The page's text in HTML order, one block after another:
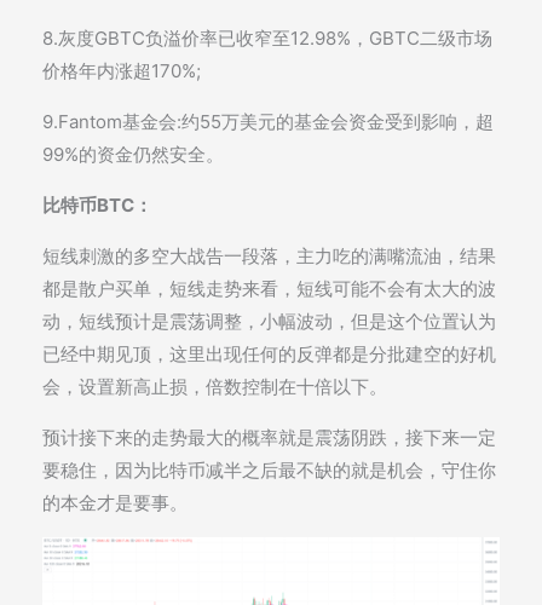
8.灰度GBTC负溢价率已收窄至12.98%，GBTC二级市场
价格年内涨超170%;
9.Fantom基金会:约55万美元的基金会资金受到影响，超
99%的资金仍然安全。
比特币BTC：
短线刺激的多空大战告一段落，主力吃的满嘴流油，结果
都是散户买单，短线走势来看，短线可能不会有太大的波
动，短线预计是震荡调整，小幅波动，但是这个位置认为
已经中期见顶，这里出现任何的反弹都是分批建空的好机
会，设置新高止损，倍数控制在十倍以下。
预计接下来的走势最大的概率就是震荡阴跌，接下来一定
要稳住，因为比特币减半之后最不缺的就是机会，守住你
的本金才是要事。